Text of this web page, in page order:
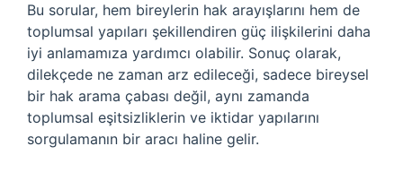
Bu sorular, hem bireylerin hak arayışlarını hem de
toplumsal yapıları şekillendiren güç ilişkilerini daha
iyi anlamamıza yardımcı olabilir. Sonuç olarak,
dilekçede ne zaman arz edileceği, sadece bireysel
bir hak arama çabası değil, aynı zamanda
toplumsal eşitsizliklerin ve iktidar yapılarını
sorgulamanın bir aracı haline gelir.